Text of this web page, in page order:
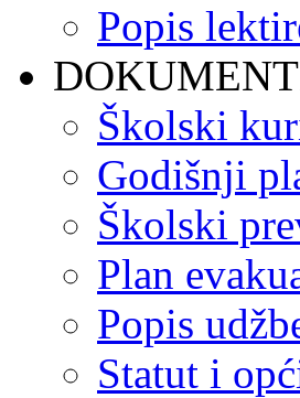
Popis
Školski
Godišnji
Školski
Plan
Popis
Statut i